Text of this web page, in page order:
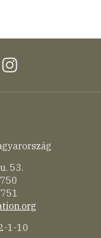
instagram
53.
1-10